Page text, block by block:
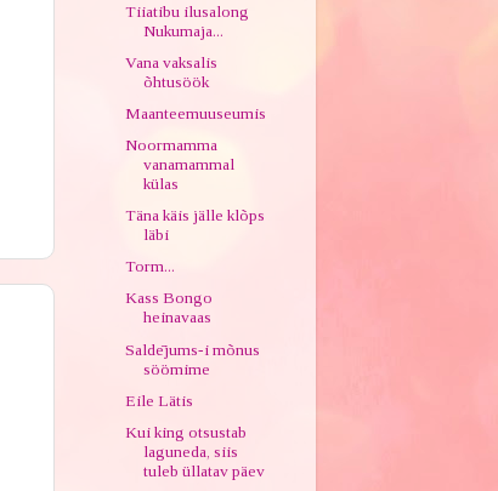
Tiiatibu ilusalong
Nukumaja...
Vana vaksalis
õhtusöök
Maanteemuuseumis
Noormamma
vanamammal
külas
Täna käis jälle klõps
läbi
Torm...
Kass Bongo
heinavaas
Saldējums-i mõnus
söömime
Eile Lätis
Kui king otsustab
laguneda, siis
tuleb üllatav päev